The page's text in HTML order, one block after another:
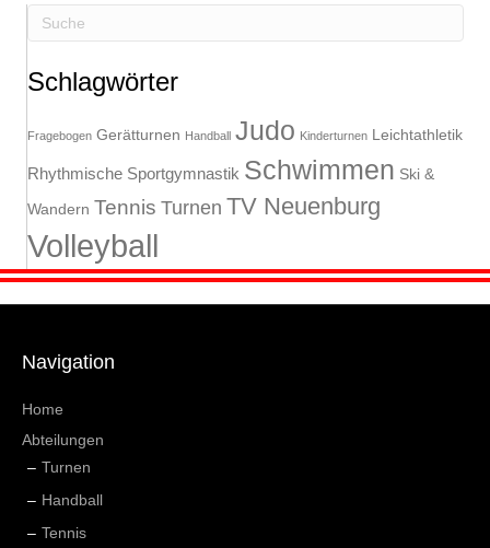
Schlagwörter
Fragebogen Gerätturnen Handball Judo Kinderturnen Leichtathletik
Rhythmische Sportgymnastik Schwimmen Ski &
Wandern Tennis Turnen TV Neuenburg
Volleyball
Navigation
Home
Abteilungen
Turnen
Handball
Tennis